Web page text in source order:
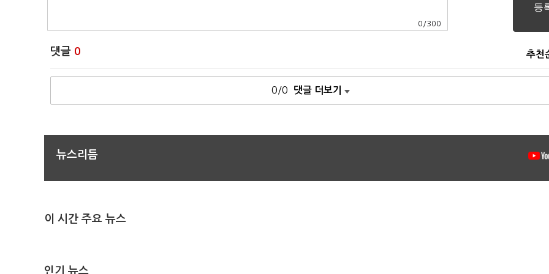
0 /300
댓글 0 추천
0/0 댓글 더보기
뉴스리듬
이 시간 주요 뉴스
인기 뉴스